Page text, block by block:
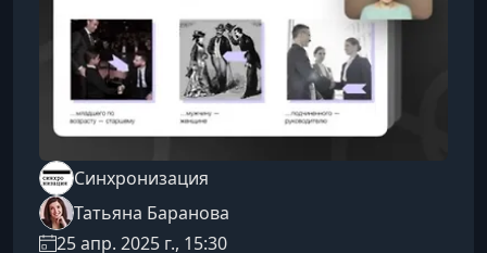
Синхронизация
Татьяна Баранова
25 апр. 2025 г., 15:30